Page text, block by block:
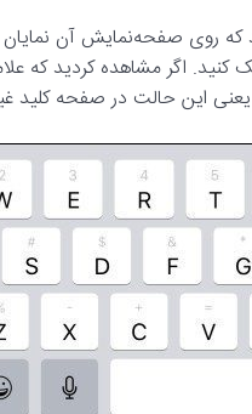
اگر مشاهده کردید که